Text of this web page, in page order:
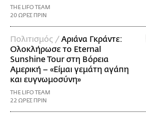
THE LIFO TEAM
20 ΩΡΕΣ ΠΡΙΝ
Πολιτισμός /Αριάνα Γκράντε:
Ολοκλήρωσε το Eternal
Sunshine Tour στη Βόρεια
Αμερική – «Είμαι γεμάτη αγάπη
και ευγνωμοσύνη»
THE LIFO TEAM
22 ΩΡΕΣ ΠΡΙΝ